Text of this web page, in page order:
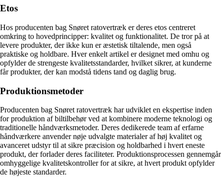
Etos
Hos producenten bag Snøret ratovertræk er deres etos centreret
omkring to hovedprincipper: kvalitet og funktionalitet. De tror på at
levere produkter, der ikke kun er æstetisk tiltalende, men også
praktiske og holdbare. Hver enkelt artikel er designet med omhu og
opfylder de strengeste kvalitetsstandarder, hvilket sikrer, at kunderne
får produkter, der kan modstå tidens tand og daglig brug.
Produktionsmetoder
Producenten bag Snøret ratovertræk har udviklet en ekspertise inden
for produktion af biltilbehør ved at kombinere moderne teknologi og
traditionelle håndværksmetoder. Deres dedikerede team af erfarne
håndværkere anvender nøje udvalgte materialer af høj kvalitet og
avanceret udstyr til at sikre præcision og holdbarhed i hvert eneste
produkt, der forlader deres faciliteter. Produktionsprocessen gennemgår
omhyggelige kvalitetskontroller for at sikre, at hvert produkt opfylder
de højeste standarder.